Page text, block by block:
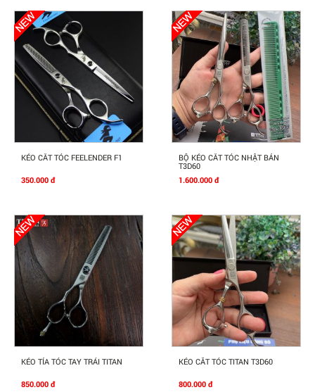
Mua Ngay
KÉO CẮT TÓC FEELENDER F1
350.000 đ
Mua Ngay
BỘ KÉO CẮT TÓC NHẬT BẢN
T3D60
1.600.000 đ
Mua Ngay
KÉO TỈA TÓC TAY TRÁI TITAN
850.000 đ
Mua Ngay
KÉO CĂT TÓC TITAN T3D60
800.000 đ